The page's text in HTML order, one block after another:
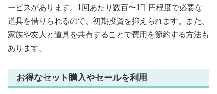
ービスがあります。1回あたり数百〜1千円程度で必要な
道具を借りられるので、初期投資を抑えられます。また、
家族や友人と道具を共有することで費用を節約する方法も
あります。
お得なセット購入やセールを利用